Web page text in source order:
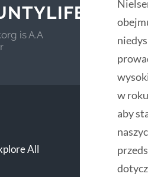
is A.A
All
w
aby